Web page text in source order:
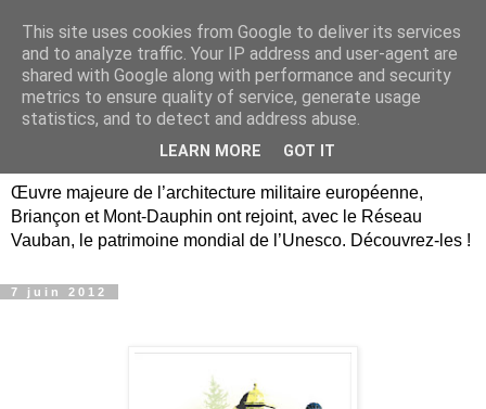
Briançon, Mont-Dauphin,
Vauban Unesco Hautes-
Œuvre majeure de l’architecture militaire européenne,
Briançon et Mont-Dauphin ont rejoint, avec le Réseau
Vauban, le patrimoine mondial de l’Unesco. Découvrez-les !
7 juin 2012
This site uses cookies from Google to deliver its services
and to analyze traffic. Your IP address and user-agent are
shared with Google along with performance and security
metrics to ensure quality of service, generate usage
statistics, and to detect and address abuse.
LEARN MORE GOT IT